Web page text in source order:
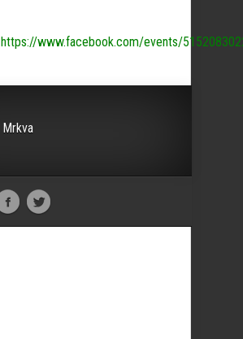
https://www.facebook.com/events/
Mrkva